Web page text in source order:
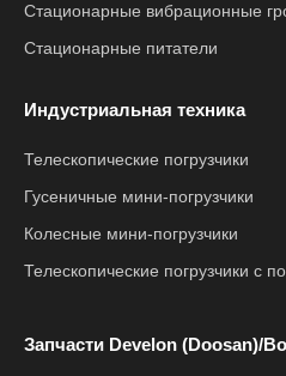
Стационарные вибрационные
Стационарные питатели
Индустриальная техника
Телескопические погрузчики
Гусеничные мини-погрузчики
Колесные мини-погрузчики
Телескопические погрузчики с
Запчасти Develon (Doosan)/